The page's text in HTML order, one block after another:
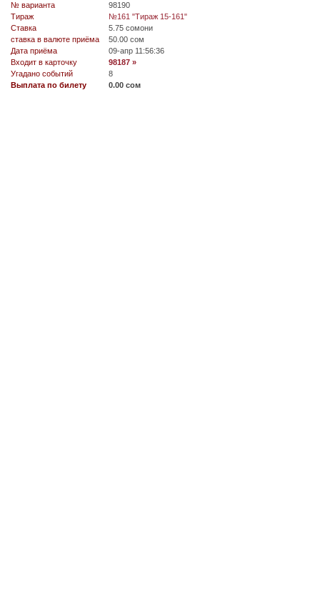
№ варианта
98190
Tираж
№161 "Тираж 15-161"
Ставка
5.75 сомони
ставка в валюте приёма
50.00 сом
Дата приёма
09-апр 11:56:36
Входит в карточку
98187 »
Угадано событий
8
Выплата по билету
0.00 сом